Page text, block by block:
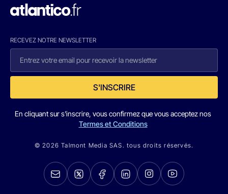
RECEVEZ NOTRE NEWSLETTER
S'INSCRIRE
En cliquant sur s'inscrire, vous confirmez que vous acceptez nos
Termes et Conditions
© 2026 Talmont Media SAS. tous droits réservés.